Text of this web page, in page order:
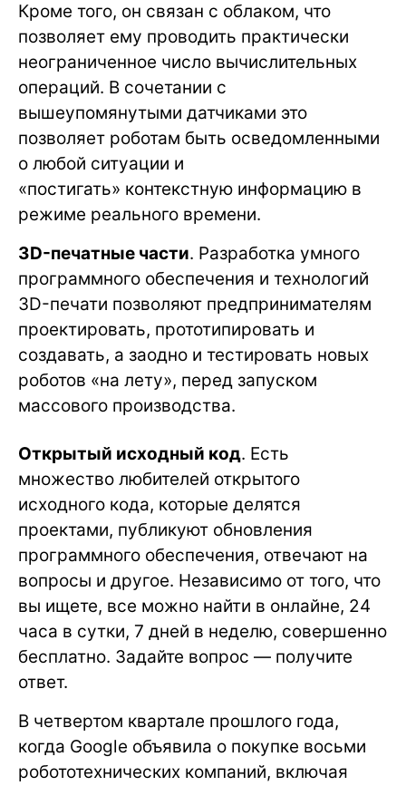
Кроме того, он связан с облаком, что
позволяет ему проводить практически
неограниченное число вычислительных
операций. В сочетании с
вышеупомянутыми датчиками это
позволяет роботам быть осведомленными
о любой ситуации и
«постигать» контекстную информацию в
режиме реального времени.
3D-печатные части. Разработка умного
программного обеспечения и технологий
3D-печати позволяют предпринимателям
проектировать, прототипировать и
создавать, а заодно и тестировать новых
роботов «на лету», перед запуском
массового производства.
Открытый исходный код. Есть
множество любителей открытого
исходного кода, которые делятся
проектами, публикуют обновления
программного обеспечения, отвечают на
вопросы и другое. Независимо от того, что
вы ищете, все можно найти в онлайне, 24
часа в сутки, 7 дней в неделю, совершенно
бесплатно. Задайте вопрос — получите
ответ.
В четвертом квартале прошлого года,
когда Google объявила о покупке восьми
робототехнических компаний, включая